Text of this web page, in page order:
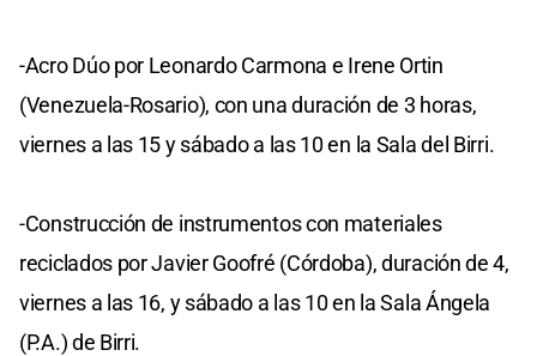
-Acro Dúo por Leonardo Carmona e Irene Ortin
(Venezuela-Rosario), con una duración de 3 horas,
viernes a las 15 y sábado a las 10 en la Sala del Birri.
-Construcción de instrumentos con materiales
reciclados por Javier Goofré (Córdoba), duración de 4,
viernes a las 16, y sábado a las 10 en la Sala Ángela
(P.A.) de Birri.